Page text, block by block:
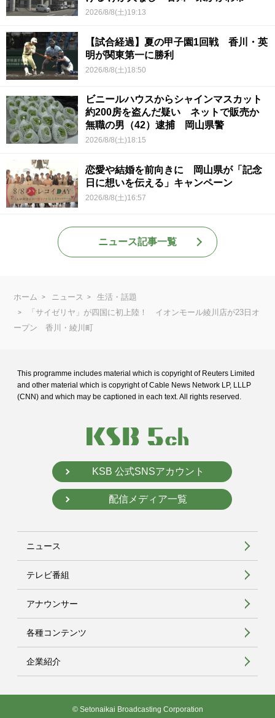
2026/8/8(土)19:13
【試合経過】夏の甲子園1回戦 香川・英
明が関東第一に勝利
2026/8/8(土)18:50
ビニールハウスからシャインマスカット
約200房を盗んだ疑い ネットで販売か
無職の男（42）逮捕 岡山県警
2026/8/8(土)18:15
恋愛や結婚を前向きに 岡山県が「記念
日に想いを伝える」キャンペーン
2026/8/8(土)16:57
ニュース記事一覧
ホーム ニュース
生活・話題
「サイゼリヤ」が四国に初上陸！ イオンモール綾川店が23日オ
ープン 香川・綾川町
This programme includes material which is copyright of Reuters Limited
and other material which is copyright of Cable News Network LP, LLLP
(CNN) and which may be captioned in each text. All rights reserved.
KSB 公式SNSアカウント
配信メディア一覧
ニュース
テレビ番組
アナウンサー
各種コンテンツ
企業紹介
© Setonaikai Broadcasting Corporation